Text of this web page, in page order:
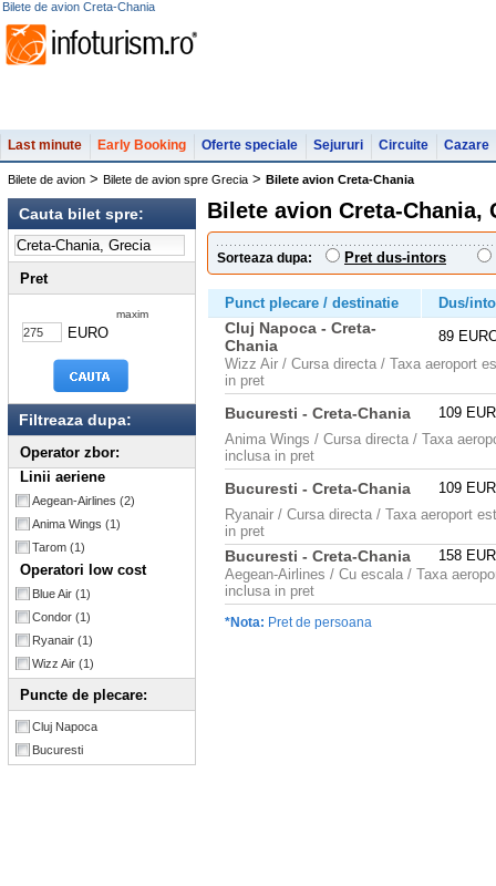
Bilete de avion Creta-Chania
Last minute Early Booking Oferte speciale Sejururi Circuite Cazare
Bilete de avion > Bilete de avion spre Grecia > Bilete avion Creta-Chania
Cauta bilet spre:
Pret
maxim
EURO
Filtreaza dupa:
Operator zbor:
Linii aeriene
Aegean-Airlines (2)
Anima Wings (1)
Tarom (1)
Operatori low cost
Blue Air (1)
Condor (1)
Ryanair (1)
Wizz Air (1)
Puncte de plecare:
Cluj Napoca
Bucuresti
Bilete avion Creta-Chania,
Sorteaza dupa: Pret dus-intors
Punct plecare / destinatie Dus/
Cluj Napoca - Creta-
Chania
89
Wizz Air / Cursa directa / Taxa aeroport
in pret
Bucuresti - Creta-Chania
109
Anima Wings / Cursa directa / Taxa
inclusa in pret
Bucuresti - Creta-Chania
109
Ryanair / Cursa directa / Taxa aeroport
in pret
Bucuresti - Creta-Chania
158
Aegean-Airlines / Cu escala / Taxa
inclusa in pret
*Nota: Pret de persoana